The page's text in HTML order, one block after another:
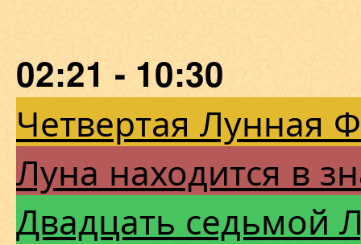
02:21 - 10:30
Четвертая Лунная
Луна находится в
Двадцать седьмой